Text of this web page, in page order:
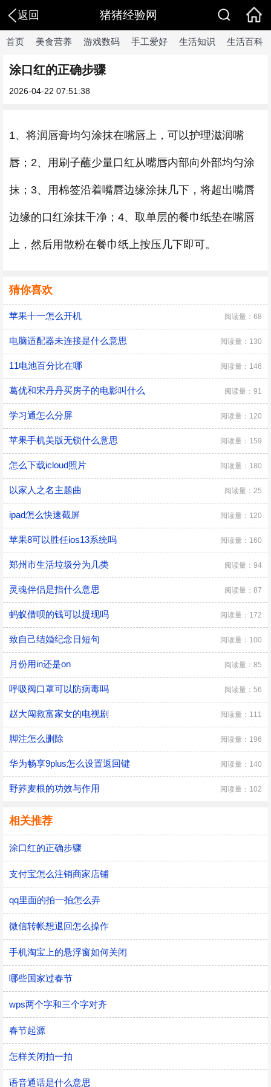
返回 猪猪经验网
首页 美食营养 游戏数码 手工爱好 生活知识 生活百科
涂口红的正确步骤
2026-04-22 07:51:38
1、将润唇膏均匀涂抹在嘴唇上，可以护理滋润嘴
唇；2、用刷子蘸少量口红从嘴唇内部向外部均匀涂
抹；3、用棉签沿着嘴唇边缘涂抹几下，将超出嘴唇
边缘的口红涂抹干净；4、取单层的餐巾纸垫在嘴唇
上，然后用散粉在餐巾纸上按压几下即可。
猜你喜欢
苹果十一怎么开机 阅读量：68
电脑适配器未连接是什么意思 阅读量：130
11电池百分比在哪 阅读量：146
葛优和宋丹丹买房子的电影叫什么 阅读量：91
学习通怎么分屏 阅读量：120
苹果手机美版无锁什么意思 阅读量：159
怎么下载icloud照片 阅读量：180
以家人之名主题曲 阅读量：25
ipad怎么快速截屏 阅读量：120
苹果8可以胜任ios13系统吗 阅读量：160
郑州市生活垃圾分为几类 阅读量：94
灵魂伴侣是指什么意思 阅读量：87
蚂蚁借呗的钱可以提现吗 阅读量：172
致自己结婚纪念日短句 阅读量：100
月份用in还是on 阅读量：85
呼吸阀口罩可以防病毒吗 阅读量：56
赵大闯救富家女的电视剧 阅读量：111
脚注怎么删除 阅读量：196
华为畅享9plus怎么设置返回键 阅读量：140
野荞麦根的功效与作用 阅读量：102
相关推荐
涂口红的正确步骤
支付宝怎么注销商家店铺
qq里面的拍一拍怎么弄
微信转帐想退回怎么操作
手机淘宝上的悬浮窗如何关闭
哪些国家过春节
wps两个字和三个字对齐
春节起源
怎样关闭拍一拍
语音通话是什么意思